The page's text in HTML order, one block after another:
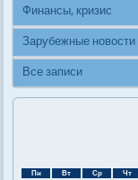
Финансы, кризис
Зарубежные новости
Все записи
Пн Вт Ср Чт